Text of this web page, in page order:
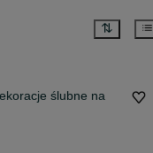
ślubne na